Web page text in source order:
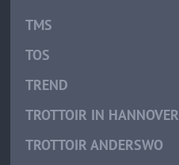
TMS
TOS
TREND
TROTTOIR IN HANNOVER
TROTTOIR ANDERSWO